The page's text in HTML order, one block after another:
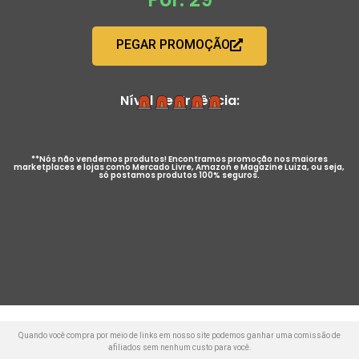
PEGAR PROMOÇÃO
Nível de Urgência:
**Nós não vendemos produtos! Encontramos promoção nos maiores
marketplaces e lojas como Mercado Livre, Amazon e Magazine Luiza, ou seja,
só postamos produtos 100% seguros.
Quando você compra por meio de links em nosso site podemos ganhar uma comissão de
afiliados sem nenhum custo para você.